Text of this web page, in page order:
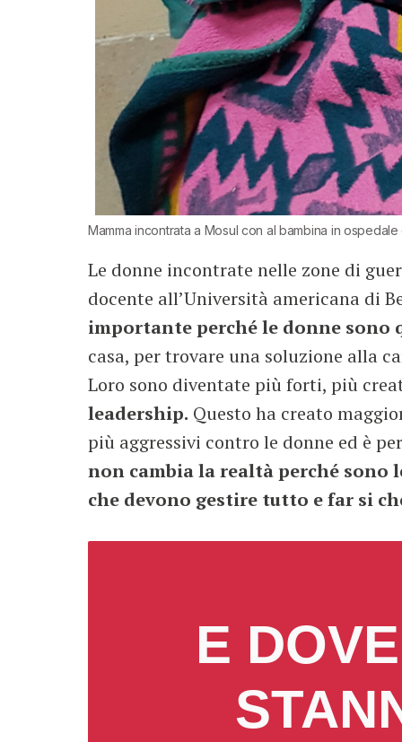
Mamma incontrata a Mosul con al bambina in
Le donne incontrate nelle zone di
docente all’Università americana di
importante perché le donne
casa, per trovare una soluzione alla
Loro sono diventate più forti, più
leadership. Questo ha creato
più aggressivi contro le donne ed è
non cambia la realtà perché sono
che devono gestire tutto e far si
E